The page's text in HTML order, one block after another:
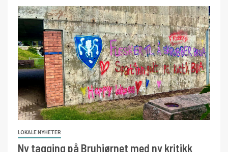
LOKALE NYHETER
Ny tagging på Bruhjørnet med ny kritikk